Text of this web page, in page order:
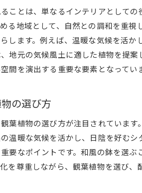
兵庫県の四季
気温と湿度を
環境に優しい
気候変化に強
癒しの空間を
観葉植物でリ
生活空間に彩
ことは、単なるインテリアとして
る地域として、自然との調和を重
します。例えば、温暖な気候を活
地元の気候風土に適した植物を提
間を演出する重要な要素となってい
の選び方
葉植物の選び方が注目されていま
温暖な気候を活かし、日陰を好む
要なポイントです。和風の鉢を選
を尊重しながら、観葉植物を選び